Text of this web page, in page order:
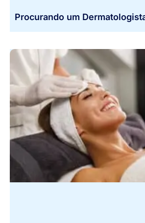
Procurando um